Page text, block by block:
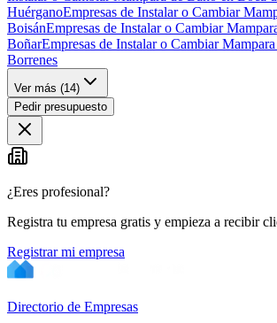
HuérganoEmpresas de Instalar o Cambiar
BoisánEmpresas de Instalar o Cambiar
BoñarEmpresas de Instalar o Cambiar
Borrenes
Ver más (14)
Pedir presupuesto
¿Eres profesional?
Registra tu empresa gratis y empieza a recibir
Registrar mi empresa
Directorio de Empresas